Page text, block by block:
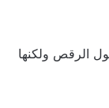
الرقص ولكنها